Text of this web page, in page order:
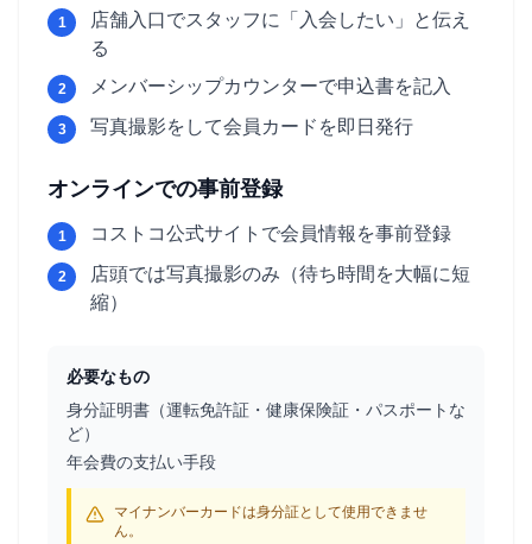
1
店舗入口でスタッフに「入会したい」と伝え
る
2 メンバーシップカウンターで申込書を記入
3 写真撮影をして会員カードを即日発行
オンラインでの事前登録
1 コストコ公式サイトで会員情報を事前登録
2
店頭では写真撮影のみ（待ち時間を大幅に短
縮）
必要なもの
身分証明書（運転免許証・健康保険証・パスポートな
ど）
年会費の支払い手段
マイナンバーカードは身分証として使用できませ
ん。